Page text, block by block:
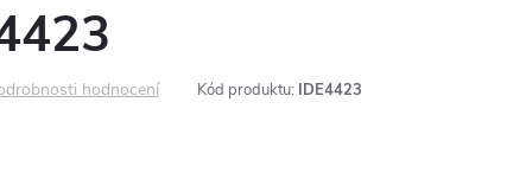
hodnocení Kód produktu: IDE4423